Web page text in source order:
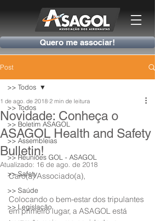
Quero me associar!
Post
>> Todos
>> Boletim ASAGOL
>> Assembleias
>> Reuniões GOL - ASAGOL
>> Safety
>> Saúde
>> Legislação
>> Todos
Novidade: Conheça o
ASAGOL Health and Safety
Bulletin!
1 de ago. de 2018 2 min de leitura
Atualizado: 16 de ago. de 2018
Caro(a) Associado(a),
Colocando o bem-estar dos tripulantes
em primeiro lugar, a ASAGOL está